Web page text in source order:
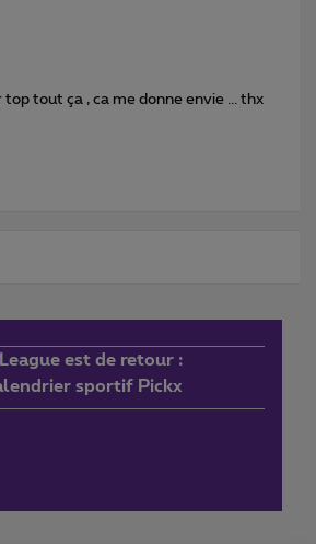
top tout ça , ca me donne envie ... thx
est de retour :
sportif Pickx